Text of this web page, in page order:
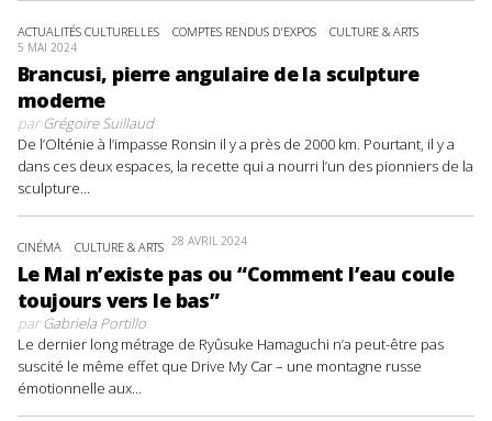
ACTUALITÉS CULTURELLES COMPTES RENDUS D'EXPOS CULTURE & ARTS
5 MAI 2024
Brancusi, pierre angulaire de la sculpture
moderne
parGrégoire Suillaud
De l’Olténie à l’impasse Ronsin il y a près de 2000 km. Pourtant, il y a
dans ces deux espaces, la recette qui a nourri l’un des pionniers de la
sculpture...
CINÉMA CULTURE & ARTS 28 AVRIL 2024
Le Mal n’existe pas ou “Comment l’eau coule
toujours vers le bas”
parGabriela Portillo
Le dernier long métrage de Ryûsuke Hamaguchi n’a peut-être pas
suscité le même effet que Drive My Car – une montagne russe
émotionnelle aux...